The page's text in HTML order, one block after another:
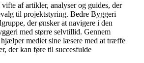
af artikler, analyser og guides, der
til projektstyring. Bedre Byggeri
der ønsker at navigere i den
med større selvtillid. Gennem
mediet sine læsere med at træffe
der kan føre til succesfulde